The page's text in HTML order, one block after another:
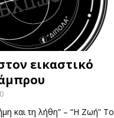
εικαστικό
0
και τη λήθη” – “Η Ζωή” Το